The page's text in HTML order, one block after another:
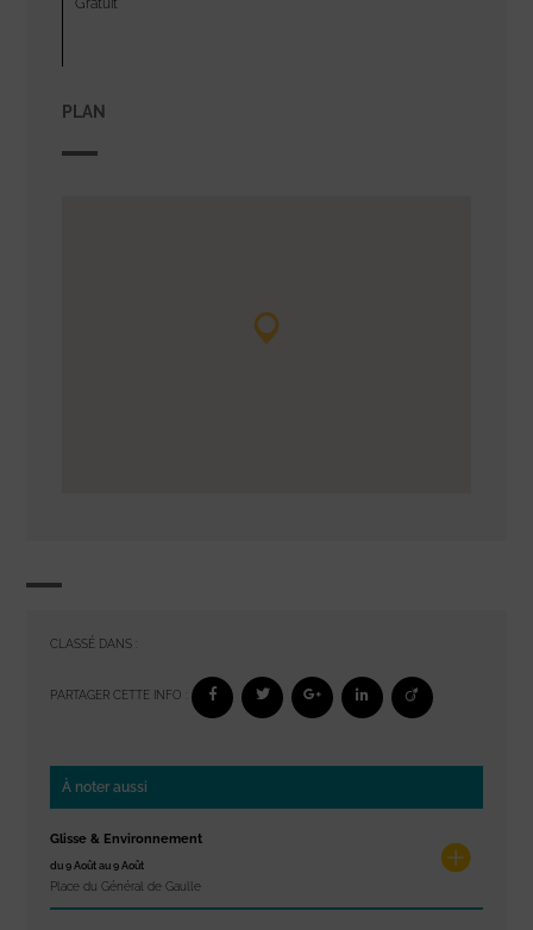
Gratuit
PLAN
CLASSÉ DANS :
PARTAGER CETTE INFO :
À noter aussi
Glisse & Environnement
du 9 Août au 9 Août
Place du Général de Gaulle